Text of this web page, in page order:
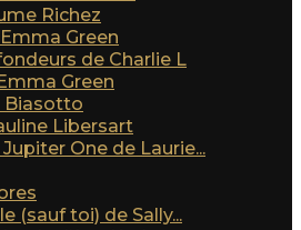
Richez
Green
de Charlie L
Green
Biasotto
Libersart
One de Laurie...
(sauf toi) de Sally...